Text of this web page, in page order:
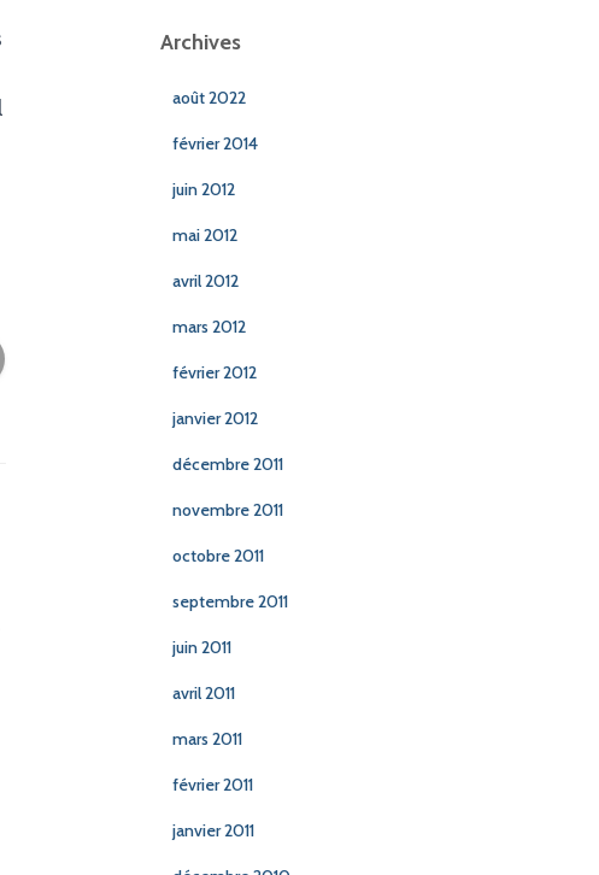
Archives
août 2022
février 2014
juin 2012
mai 2012
avril 2012
mars 2012
février 2012
janvier 2012
décembre 2011
novembre 2011
octobre 2011
septembre 2011
juin 2011
avril 2011
mars 2011
février 2011
janvier 2011